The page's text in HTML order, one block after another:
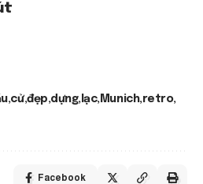
cử đẹp dựng lạc Munich retro
Facebook